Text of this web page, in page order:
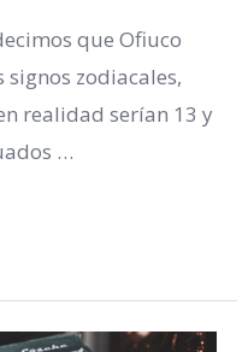
que Ofiuco
zodiacales,
realidad serían 13 y
…